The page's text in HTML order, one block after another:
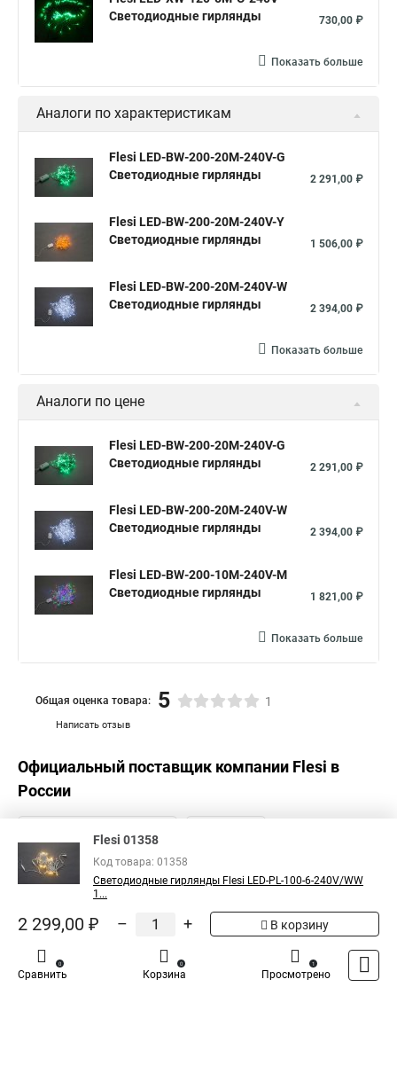
Светодиодные гирлянды
730,00 ₽
Показать больше
Аналоги по характеристикам
Flesi LED-BW-200-20M-240V-G
Светодиодные гирлянды
2 291,00 ₽
Flesi LED-BW-200-20M-240V-Y
Светодиодные гирлянды
1 506,00 ₽
Flesi LED-BW-200-20M-240V-W
Светодиодные гирлянды
2 394,00 ₽
Показать больше
Аналоги по цене
Flesi LED-BW-200-20M-240V-G
Светодиодные гирлянды
2 291,00 ₽
Flesi LED-BW-200-20M-240V-W
Светодиодные гирлянды
2 394,00 ₽
Flesi LED-BW-200-10M-240V-M
Светодиодные гирлянды
1 821,00 ₽
Показать больше
Написать отзыв
Общая оценка товара: 5 1
Официальный поставщик компании Flesi в
России
Flesi 01358
Код товара: 01358
Светодиодные гирлянды Flesi LED-PL-100-6-240V/WW
1...
2 299,00 ₽ – + В корзину
Сравнить
0
Корзина
0
Просмотрено
1